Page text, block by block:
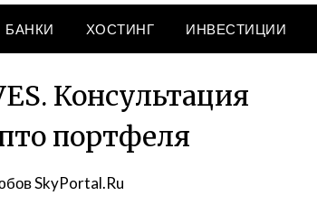
БАНКИ ХОСТИНГ ИНВЕСТИЦИИ
Консультация
портфеля
SkyPortal.Ru